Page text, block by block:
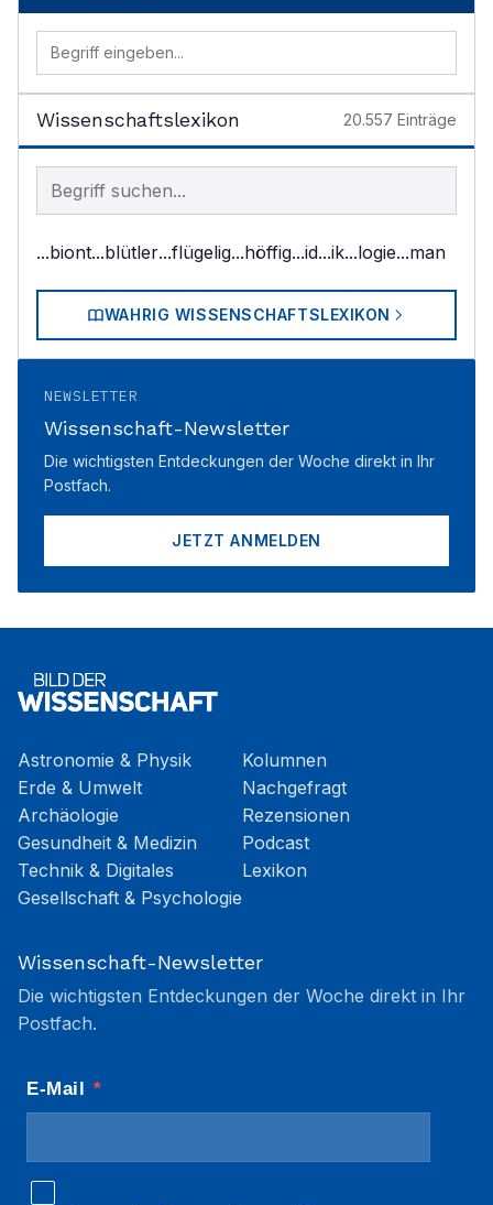
Wissenschaftslexikon 20.557 Einträge
Begriff im Lexikon suchen
...biont...blütler...flügelig...höffig...id...ik...logie...man
WAHRIG WISSENSCHAFTSLEXIKON
NEWSLETTER
Wissenschaft-Newsletter
Die wichtigsten Entdeckungen der Woche direkt in Ihr
Postfach.
JETZT ANMELDEN
Astronomie & Physik
Erde & Umwelt
Archäologie
Gesundheit & Medizin
Technik & Digitales
Gesellschaft & Psychologie
Kolumnen
Nachgefragt
Rezensionen
Podcast
Lexikon
Wissenschaft-Newsletter
Die wichtigsten Entdeckungen der Woche direkt in Ihr
Postfach.